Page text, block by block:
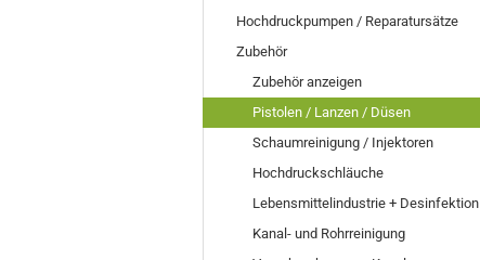
Hochdruckpumpen / Reparatursätze
Zubehör
Zubehör anzeigen
Pistolen / Lanzen / Düsen
Schaumreinigung / Injektoren
Hochdruckschläuche
Lebensmittelindustrie + Desinfektion
Kanal- und Rohrreinigung